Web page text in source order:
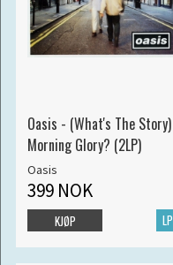
Oasis - (What's The Story)
Morning Glory? (2LP)
Oasis
399 NOK
LP
KJØP